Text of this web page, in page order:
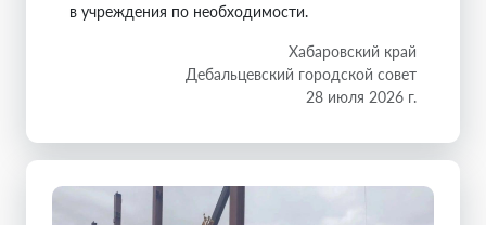
в учреждения по необходимости.
Хабаровский край
Дебальцевский городской совет
28 июля 2026 г.